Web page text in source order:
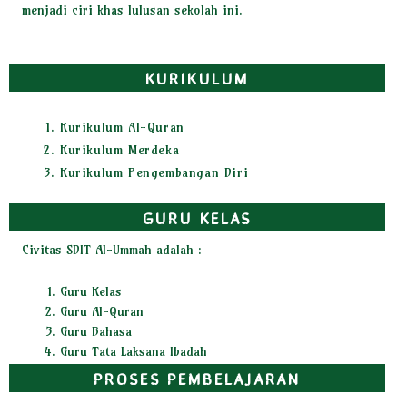
menjadi ciri khas lulusan sekolah ini.
KURIKULUM
Kurikulum Al-Quran
Kurikulum Merdeka
Kurikulum Pengembangan Diri
GURU KELAS
Civitas SDIT Al-Ummah adalah :
Guru Kelas
Guru Al-Quran
Guru Bahasa
Guru Tata Laksana Ibadah
PROSES PEMBELAJARAN